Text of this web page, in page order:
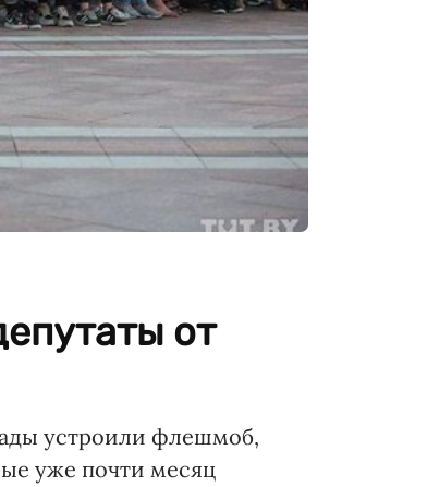
от
устроили флешмоб,
уже почти месяц